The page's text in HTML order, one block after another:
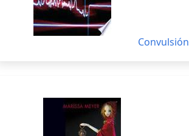
Convulsión